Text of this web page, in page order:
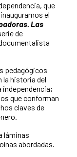
que
el
Las
de
pedagógicos
la historia del
independencia;
que conforman
claves de
láminas
abordadas.